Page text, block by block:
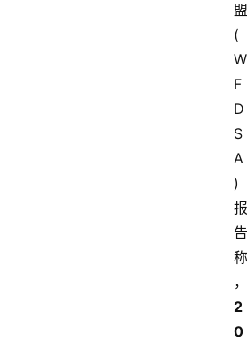
盟
(
W
F
D
S
A
)
报
告
称
，
2
0